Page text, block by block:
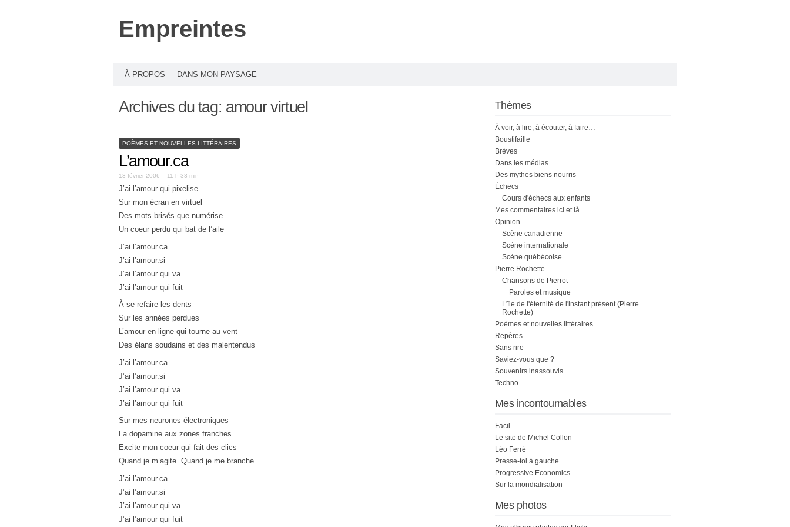
Empreintes
À PROPOS DANS MON PAYSAGE
Archives du tag: amour virtuel
POÈMES ET NOUVELLES LITTÉRAIRES
L’amour.ca
13 février 2006 – 11 h 33 min
J’ai l’amour qui pixelise
Sur mon écran en virtuel
Des mots brisés que numérise
Un coeur perdu qui bat de l’aile
J’ai l’amour.ca
J’ai l’amour.si
J’ai l’amour qui va
J’ai l’amour qui fuit
À se refaire les dents
Sur les années perdues
L’amour en ligne qui tourne au vent
Des élans soudains et des malentendus
J’ai l’amour.ca
J’ai l’amour.si
J’ai l’amour qui va
J’ai l’amour qui fuit
Sur mes neurones électroniques
La dopamine aux zones franches
Excite mon coeur qui fait des clics
Quand je m’agite. Quand je me branche
J’ai l’amour.ca
J’ai l’amour.si
J’ai l’amour qui va
J’ai l’amour qui fuit
Thèmes
À voir, à lire, à écouter, à faire…
Boustifaille
Brèves
Dans les médias
Des mythes biens nourris
Échecs
Cours d'échecs aux enfants
Mes commentaires ici et là
Opinion
Scène canadienne
Scène internationale
Scène québécoise
Pierre Rochette
Chansons de Pierrot
Paroles et musique
L'île de l'éternité de l'instant présent (Pierre
Rochette)
Poèmes et nouvelles littéraires
Repères
Sans rire
Saviez-vous que ?
Souvenirs inassouvis
Techno
Mes incontournables
Facil
Le site de Michel Collon
Léo Ferré
Presse-toi à gauche
Progressive Economics
Sur la mondialisation
Mes photos